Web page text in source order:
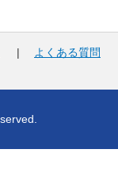
|
よくある質問